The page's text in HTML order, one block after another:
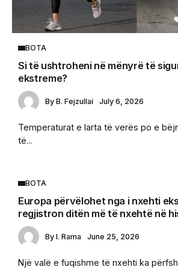
BOTA
Si të ushtroheni në mënyrë të
ekstreme?
By B. Fejzullai July 6, 2026
Temperaturat e larta të verës po e
të...
BOTA
Europa përvëlohet nga i nxehti
regjistron ditën më të nxehtë në
By I. Rama June 25, 2026
Një valë e fuqishme të nxehti ka